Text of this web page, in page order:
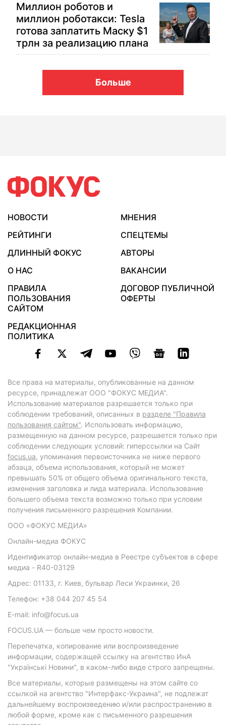
Миллион роботов и
миллион роботакси: Tesla
готова заплатить Маску $1
трлн за реализацию плана
Больше
НОВОСТИ
МНЕНИЯ
РЕЙТИНГИ
СПЕЦТЕМЫ
ДЛИННЫЙ ФОКУС
АВТОРЫ
О НАС
ВАКАНСИИ
ПРАВИЛА
ПОЛЬЗОВАНИЯ
САЙТОМ
ДОГОВОР ПУБЛИЧНОЙ
ОФЕРТЫ
РЕДАКЦИОННАЯ
ПОЛИТИКА
Все права на материалы, опубликованные на данном
ресурсе, принадлежат ООО "ФОКУС МЕДИА".
Использование материалов разрешается только при
соблюдении требований, описанных в разделе "Правила
пользования сайтом". Использовать информацию,
размещенную на данном ресурсе, разрешается только при
соблюдении следующих условий: гиперссылки на Сайт
focus.ua, упоминания первоисточника не ниже первого
абзаца, объема использования, который не может
превышать 50% от общего объема оригинального текста,
изменения заголовка и лида материала. Использование
большего объема текста возможно только при условии
получения письменного разрешения Компании.
ООО «ФОКУС МЕДИА»
Онлайн-медиа ФОКУС
Идентификатор онлайн-медиа в Реестре субъектов в сфере
медиа - R40-03129
Адрес: 01133, г. Киев, бульвар Леси Украинки, 26
Телефон: +38 044 207 45 54
E-mail: info@focus.ua
FOCUS.UA — больше чем просто новости.
Перепечатка, копирование или воспроизведение
информации, содержащей ссылку на агентство ИнА
"Українські Новини", в каком-либо виде строго запрещены.
Все материалы, которые размещены на этом сайте со
ссылкой на агентство "Интерфакс-Украина", не подлежат
дальнейшему воспроизведению и/или распространению в
любой форме, кроме как с письменного разрешения